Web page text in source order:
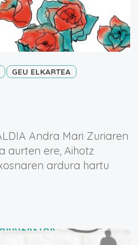
GEU ELKARTEA
Andra Mari Zuriaren
aurten ere, Aihotz
ardura hartu